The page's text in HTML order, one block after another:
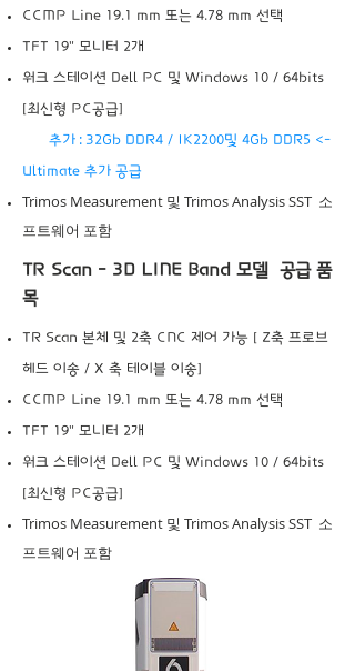
CCMP Line 19.1 mm 또는 4.78 mm 선택
TFT 19" 모니터 2개
워크 스테이션 Dell PC 및 Windows 10 / 64bits
[최신형 PC공급]
추가 : 32Gb DDR4 / IK2200및 4Gb DDR5 <-
Ultimate 추가 공급
Trimos Measurement 및 Trimos Analysis SST 소
프트웨어 포함
TR Scan - 3D LINE Band 모델 공급 품
목
TR Scan 본체 및 2축 CNC 제어 가능 [ Z축 프로브
헤드 이송 / X 축 테이블 이송]
CCMP Line 19.1 mm 또는 4.78 mm 선택
TFT 19" 모니터 2개
워크 스테이션 Dell PC 및 Windows 10 / 64bits
[최신형 PC공급]
Trimos Measurement 및 Trimos Analysis SST 소
프트웨어 포함